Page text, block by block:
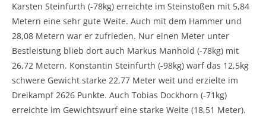
Karsten Steinfurth (-78kg) erreichte im Steinstoßen mit 5,84
Metern eine sehr gute Weite. Auch mit dem Hammer und
28,08 Metern war er zufrieden. Nur einen Meter unter
Bestleistung blieb dort auch Markus Manhold (-78kg) mit
26,72 Metern. Konstantin Steinfurth (-98kg) warf das 12,5kg
schwere Gewicht starke 22,77 Meter weit und erzielte im
Dreikampf 2626 Punkte. Auch Tobias Dockhorn (-71kg)
erreichte im Gewichtswurf eine starke Weite (18,51 Meter).